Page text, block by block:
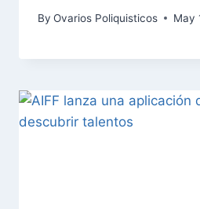
By Ovarios Poliquisticos May